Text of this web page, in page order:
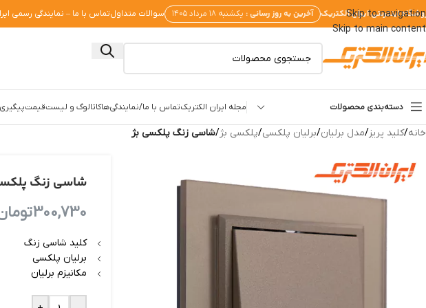
Skip to navigation
Skip to main content
اینترنتی ایران الکتریک آخرین به روز رسانی : یکشنبه ۱۸ مرداد ۱۴۰۵ سوالات متداولتماس با ما – نمایندگی رسمی
دسته‌بندی محصولات مجله ایران الکتریکتماس با ما/نمایندگی‌هاکاتالوگ و لیست‌قیمت
خانه/کلید پریز/مدل برلیان/برلیان پلکسی/پلکسی بژ/شاسی زنگ پلکسی بژ
شاسی زنگ
300,730
کلید شاسی زنگ
برلیان پلکسی
مکانیزم برلیان